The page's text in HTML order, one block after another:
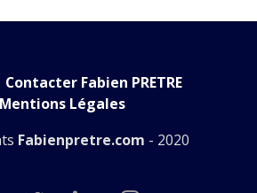
Contacter Fabien PRETRE
Mentions Légales
Fabienpretre.com - 2020